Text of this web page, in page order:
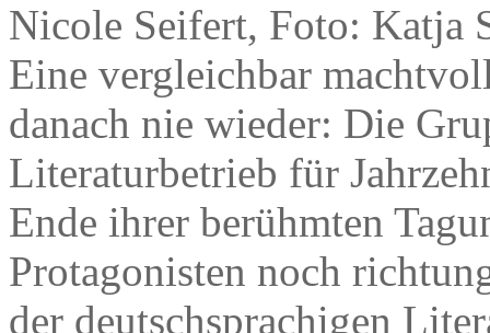
Nicole Seifert, Foto: Katja
Eine vergleichbar
danach nie wieder: Die
Literaturbetrieb für
Ende ihrer berühmten
Protagonisten noch
der deutschsprachigen